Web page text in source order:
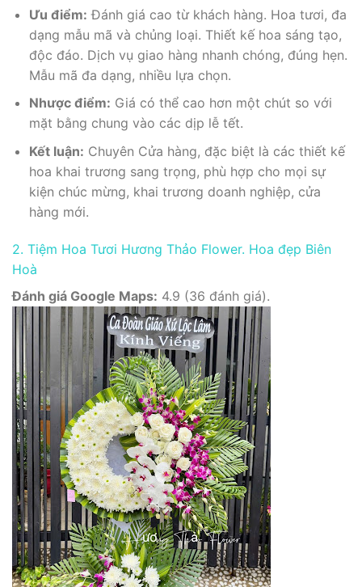
Ưu điểm: Đánh giá cao từ khách hàng. Hoa tươi, đa
dạng mẫu mã và chủng loại. Thiết kế hoa sáng tạo,
độc đáo. Dịch vụ giao hàng nhanh chóng, đúng hẹn.
Mẫu mã đa dạng, nhiều lựa chọn.
Nhược điểm: Giá có thể cao hơn một chút so với
mặt bằng chung vào các dịp lễ tết.
Kết luận: Chuyên Cửa hàng, đặc biệt là các thiết kế
hoa khai trương sang trọng, phù hợp cho mọi sự
kiện chúc mừng, khai trương doanh nghiệp, cửa
hàng mới.
2. Tiệm Hoa Tươi Hương Thảo Flower. Hoa đẹp Biên
Hoà
Đánh giá Google Maps: 4.9 (36 đánh giá).